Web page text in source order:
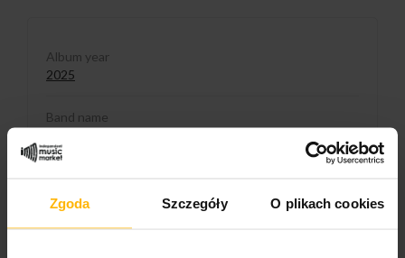
Zgoda Szczegóły O plikach cookies
Album year
2025
Band name
2025